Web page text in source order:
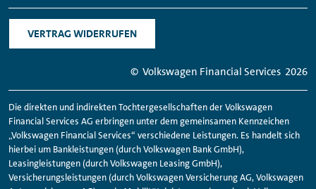
VERTRAG WIDERRUFEN
© Volkswagen Financial Services 2026
Die direkten und indirekten Tochtergesellschaften der Volkswagen
FinancialServices AG erbringen unter dem gemeinsamen Kennzeichen
„Volkswagen FinancialServices“ verschiedene Leistungen. Es handelt sich
hierbei um Bankleistungen (durch Volkswagen Bank GmbH),
Leasingleistungen (durch Volkswagen Leasing GmbH),
Versicherungsleistungen (durch Volkswagen Versicherung AG, Volkswagen